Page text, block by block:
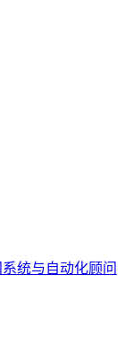
系统与自动化顾问